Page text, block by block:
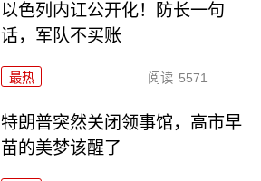
以色列内讧公开化！防长一句
话，军队不买账
最热 阅读 5571
特朗普突然关闭领事馆，高市早
苗的美梦该醒了